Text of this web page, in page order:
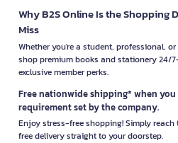
Why B2S Online Is the Shopping
Miss
Whether you're a student, professional,
shop premium books and stationery
exclusive member perks.
Free nationwide shipping* when
requirement set by the company.
Enjoy stress-free shopping! Simply
free delivery straight to your doorstep.